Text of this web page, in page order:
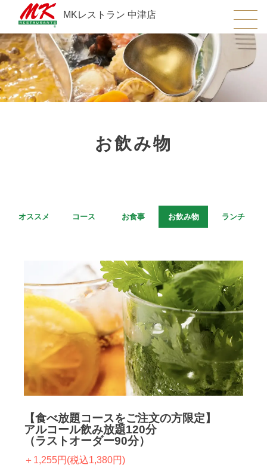
MKレストラン 中津店
お飲み物
オススメ コース お食事 お飲み物 ランチ
【食べ放題コースをご注文の方限定】
アルコール飲み放題120分
（ラストオーダー90分）
＋1,255円(税込1,380円)